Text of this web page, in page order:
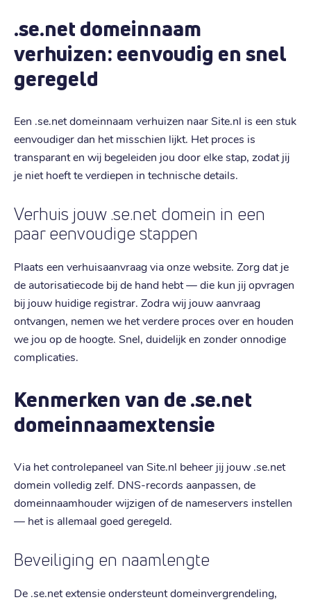
.se.net domeinnaam
verhuizen: eenvoudig en snel
geregeld
Een .se.net domeinnaam verhuizen naar Site.nl is een stuk
eenvoudiger dan het misschien lijkt. Het proces is
transparant en wij begeleiden jou door elke stap, zodat jij
je niet hoeft te verdiepen in technische details.
Verhuis jouw .se.net domein in een
paar eenvoudige stappen
Plaats een verhuisaanvraag via onze website. Zorg dat je
de autorisatiecode bij de hand hebt — die kun jij opvragen
bij jouw huidige registrar. Zodra wij jouw aanvraag
ontvangen, nemen we het verdere proces over en houden
we jou op de hoogte. Snel, duidelijk en zonder onnodige
complicaties.
Kenmerken van de .se.net
domeinnaamextensie
Via het controlepaneel van Site.nl beheer jij jouw .se.net
domein volledig zelf. DNS-records aanpassen, de
domeinnaamhouder wijzigen of de nameservers instellen
— het is allemaal goed geregeld.
Beveiliging en naamlengte
De .se.net extensie ondersteunt domeinvergrendeling,